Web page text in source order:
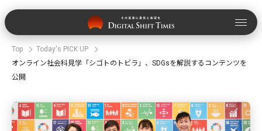
Top
Today's PICK UP
オンライン社会科見学「シゴトのトビラ」、SDGsを解説するコンテンツを
公開